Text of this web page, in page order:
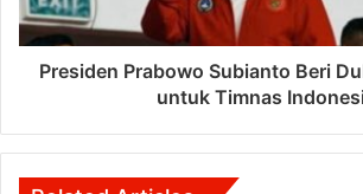
Presiden Prabowo Subianto Beri
untuk Timnas